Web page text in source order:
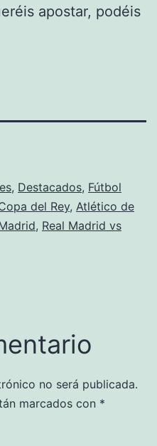
apostar, podéis
, Destacados, Fútbol
del Rey, Atlético de
, Real Madrid vs
no será publicada.
marcados con *